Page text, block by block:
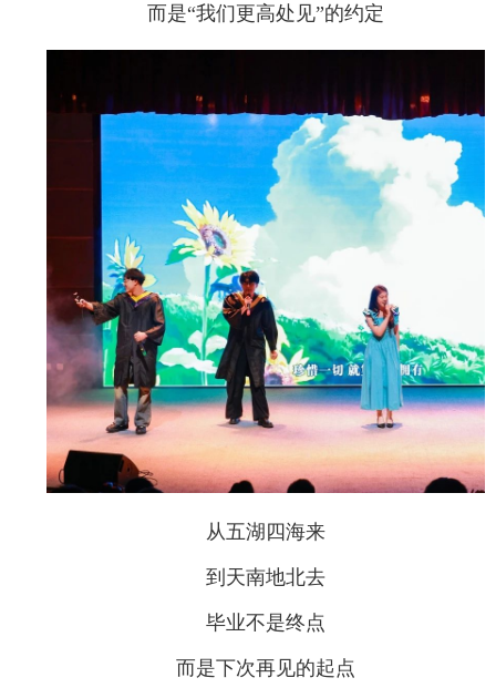
而是“我们更高处见”的约定
从五湖四海来
到天南地北去
毕业不是终点
而是下次再见的起点